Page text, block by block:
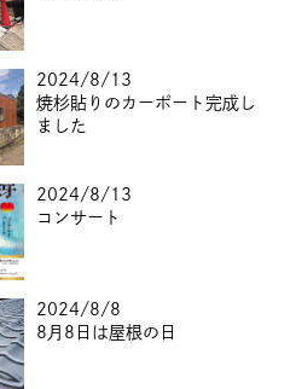
2024/8/13
焼杉貼りのカーポート完成し
ました
2024/8/13
コンサート
2024/8/8
8月8日は屋根の日